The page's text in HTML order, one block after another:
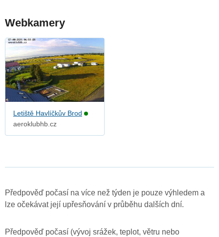
Webkamery
Letiště Havlíčkův Brod
aeroklubhb.cz
Předpověď počasí na více než týden je pouze výhledem a
lze očekávat její upřesňování v průběhu dalších dní.
Předpověď počasí (vývoj srážek, teplot, větru nebo